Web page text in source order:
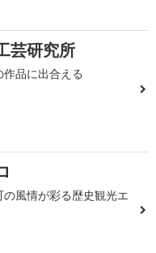
芸研究所
品に出合える
の風情が彩る歴史観光エ